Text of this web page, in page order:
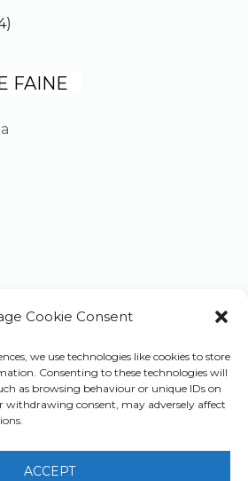
Cookie Consent
we use technologies like cookies to store
Consenting to these technologies will
as browsing behaviour or unique IDs on
withdrawing consent, may adversely affect
ACCEPT
FAINE
facebook!